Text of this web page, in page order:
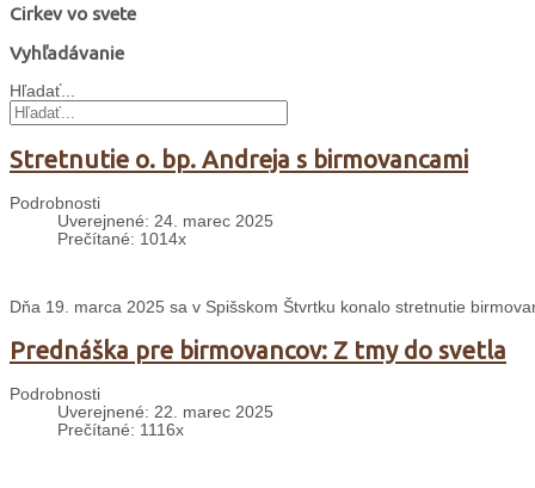
Cirkev vo svete
Vyhľadávanie
Hľadať...
Stretnutie o. bp. Andreja s birmovancami
Podrobnosti
Uverejnené: 24. marec 2025
Prečítané: 1014x
Dňa 19. marca 2025 sa v Spišskom Štvrtku konalo stretnutie
Prednáška pre birmovancov: Z tmy do svetla
Podrobnosti
Uverejnené: 22. marec 2025
Prečítané: 1116x